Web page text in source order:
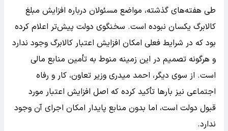
طی هفته‌های گذشته، مواضع مسئولان درباره افزایش مبلغ
کالابرگ یکسان نبوده است. سخنگوی دولت پیش‌تر اعلام کرده
بود که در شرایط فعلی امکان افزایش اعتبار کالابرگ وجود ندارد
و هرگونه تصمیم در این زمینه منوط به تأمین منابع مالی
است. از سوی دیگر، احمد میدری وزیر تعاون، کار و رفاه
اجتماعی نیز بارها تأکید کرده که اصل افزایش اعتبار مورد
قبول دولت است، اما بدون منابع پایدار امکان اجرای آن وجود
ندارد.